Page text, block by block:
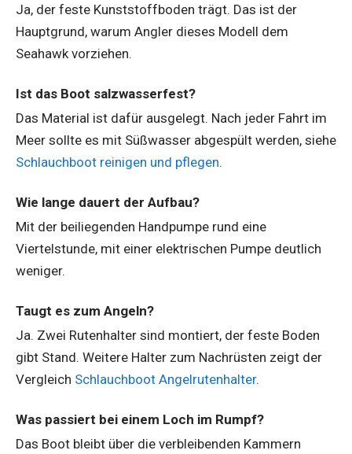
Ja, der feste Kunststoffboden trägt. Das ist der
Hauptgrund, warum Angler dieses Modell dem
Seahawk vorziehen.
Ist das Boot salzwasserfest?
Das Material ist dafür ausgelegt. Nach jeder Fahrt im
Meer sollte es mit Süßwasser abgespült werden, siehe
Schlauchboot reinigen und pflegen.
Wie lange dauert der Aufbau?
Mit der beiliegenden Handpumpe rund eine
Viertelstunde, mit einer elektrischen Pumpe deutlich
weniger.
Taugt es zum Angeln?
Ja. Zwei Rutenhalter sind montiert, der feste Boden
gibt Stand. Weitere Halter zum Nachrüsten zeigt der
Vergleich Schlauchboot Angelrutenhalter.
Was passiert bei einem Loch im Rumpf?
Das Boot bleibt über die verbleibenden Kammern